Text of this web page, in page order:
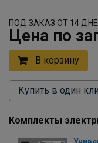
ПОД ЗАКАЗ ОТ 14
Цена по
В корзину
Купить в один
Комплекты